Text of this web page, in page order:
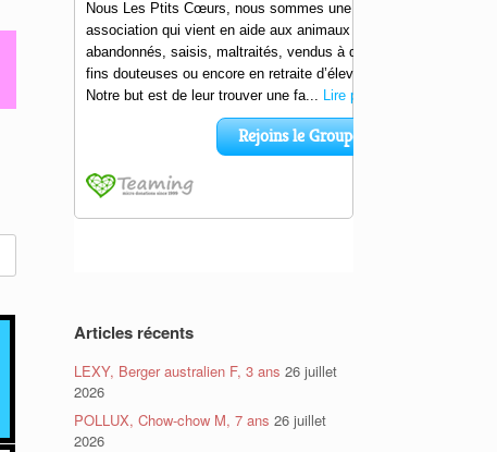
Articles récents
LEXY, Berger australien F, 3 ans 26 juillet
2026
POLLUX, Chow-chow M, 7 ans 26 juillet
2026